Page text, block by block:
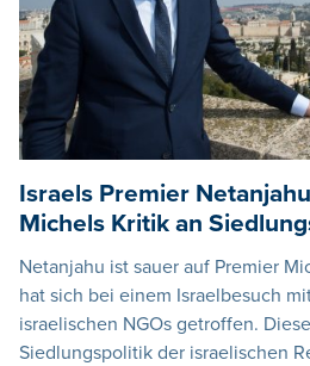
Israels Premier
Michels Kritik an
Netanjahu ist sauer auf Premier
hat sich bei einem Israelbesuch
israelischen NGOs getroffen.
Siedlungspolitik der israelischen